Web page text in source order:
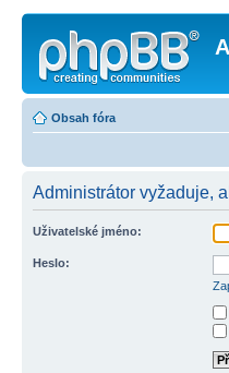
Obsah fóra
Administrátor vyžaduje,
Uživatelské jméno:
Heslo: